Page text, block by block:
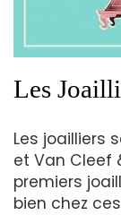
Les
Les joailliers
et Van Cleef
premiers
bien chez